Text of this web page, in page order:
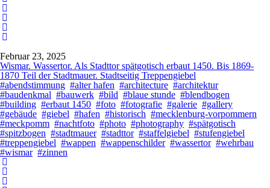
Februar 23, 2025
Wismar. Wassertor. Als Stadttor spätgotisch erbaut 1450. Bis 1869-
1870 Teil der Stadtmauer. Stadtseitig Treppengiebel
#abendstimmung #alter hafen #architecture #architektur
#baudenkmal #bauwerk #bild #blaue stunde #blendbogen
#building #erbaut 1450 #foto #fotografie #galerie #gallery
#gebäude #giebel #hafen #historisch #mecklenburg-vorpommern
#meckpomm #nachtfoto #photo #photography #spätgotisch
#spitzbogen #stadtmauer #stadttor #staffelgiebel #stufengiebel
#treppengiebel #wappen #wappenschilder #wassertor #wehrbau
#wismar #zinnen